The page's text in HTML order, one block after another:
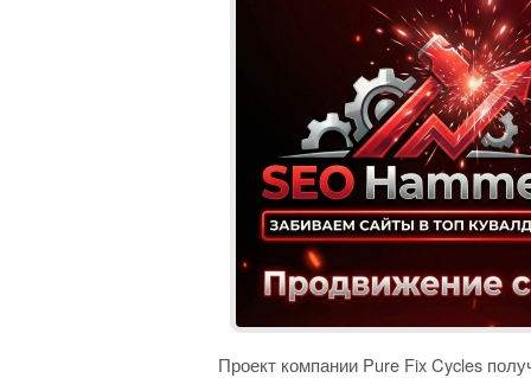
Проект компании Pure Fix Cycles